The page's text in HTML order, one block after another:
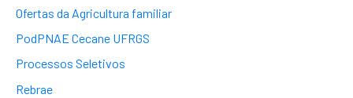
Ofertas da Agricultura familiar
PodPNAE Cecane UFRGS
Processos Seletivos
Rebrae